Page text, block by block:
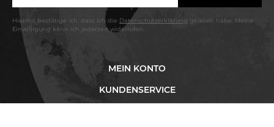
MEIN KONTO
KUNDENSERVICE
Hiermit bestätige ich, dass ich die Daten­schutz­erklärung gelesen habe. Meine
Einwilligung kann ich jederzeit widerrufen.